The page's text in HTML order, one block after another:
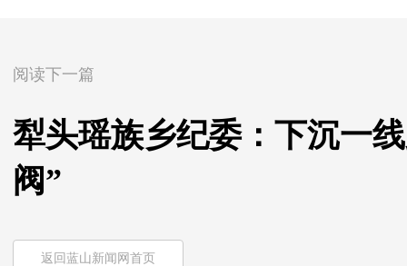
阅读下一篇
犁头瑶族乡纪委：下沉一
阀”
返回蓝山新闻网首页